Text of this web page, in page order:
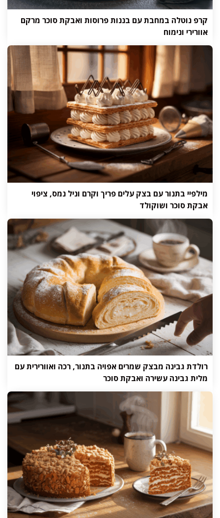
קרפ נוטלה במחבת עם בננות פרוסות ואבקת סוכר מרקם
אוורירי ונימוח
מילפיי בתנור עם בצק עלים פריך וקרם וניל נמס, ציפוי
אבקת סוכר ושוקולד
רולדת גבינה מבצק שמרים אפויה בתנור, רכה ואוורירית עם
מלית גבינה עשירה ואבקת סוכר